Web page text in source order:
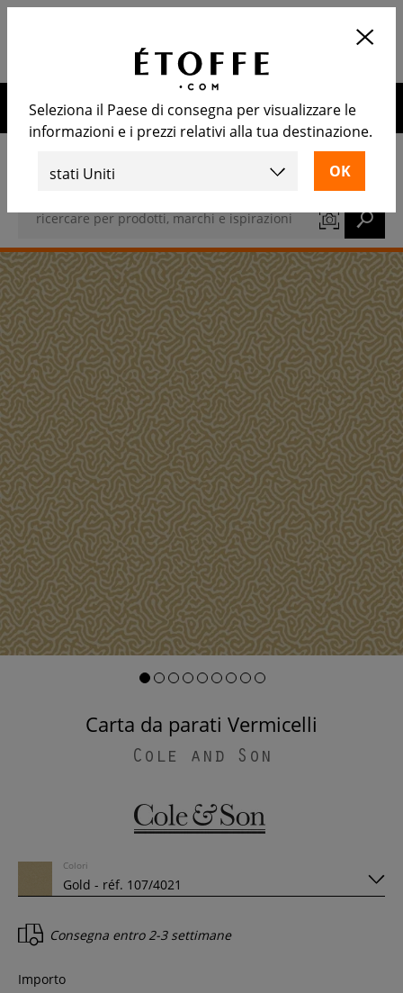
Calcola il numero di rotoli
necessari
APRIRE
newsletter
Carta da parati Vermicelli
Cole and Son
Colori
Consegna entro 2-3 settimane
Importo
Seleziona il Paese di consegna per visualizzare le
informazioni e i prezzi relativi alla tua destinazione.